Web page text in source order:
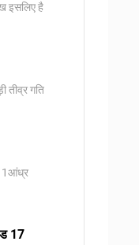
इसलिए है
तीव्र गति
1आंध्र
17